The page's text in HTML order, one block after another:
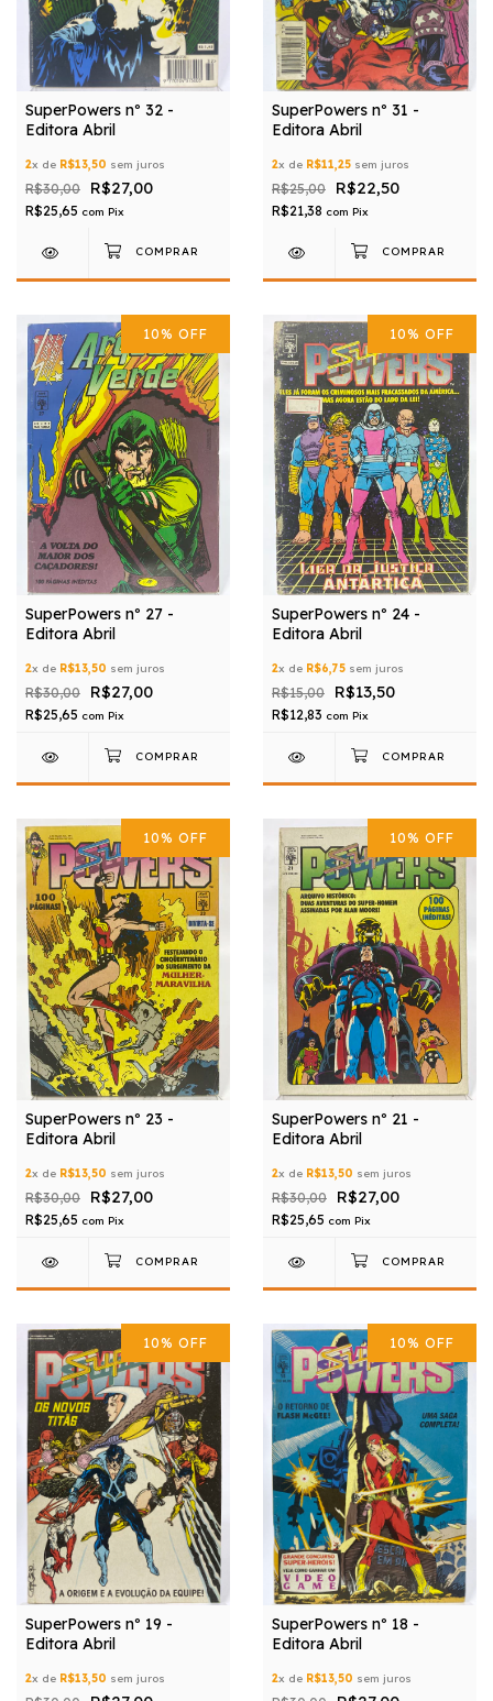
SuperPowers nº 32 -
Editora Abril
2x de R$13,50 sem juros
R$30,00 R$27,00
R$25,65 com Pix
SuperPowers nº 31 -
Editora Abril
2x de R$11,25 sem juros
R$25,00 R$22,50
R$21,38 com Pix
10% OFF
SuperPowers nº 27 -
Editora Abril
2x de R$13,50 sem juros
R$30,00 R$27,00
R$25,65 com Pix
10% OFF
SuperPowers nº 24 -
Editora Abril
2x de R$6,75 sem juros
R$15,00 R$13,50
R$12,83 com Pix
10% OFF
SuperPowers nº 23 -
Editora Abril
2x de R$13,50 sem juros
R$30,00 R$27,00
R$25,65 com Pix
10% OFF
SuperPowers nº 21 -
Editora Abril
2x de R$13,50 sem juros
R$30,00 R$27,00
R$25,65 com Pix
10% OFF
SuperPowers nº 19 -
Editora Abril
2x de R$13,50 sem juros
10% OFF
SuperPowers nº 18 -
Editora Abril
2x de R$13,50 sem juros